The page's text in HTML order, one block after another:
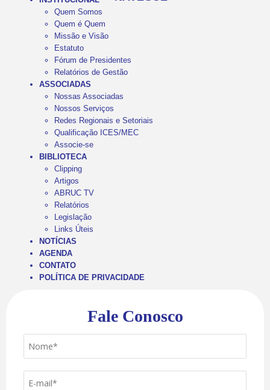
Quem Somos
Quem é Quem
Missão e Visão
Estatuto
Fórum de Presidentes
Relatórios de Gestão
ASSOCIADAS
Nossas Associadas
Nossos Serviços
Redes Regionais e Setoriais
Qualificação ICES/MEC
Associe-se
BIBLIOTECA
Clipping
Artigos
ABRUC TV
Relatórios
Legislação
Links Úteis
NOTÍCIAS
AGENDA
CONTATO
POLÍTICA DE PRIVACIDADE
Fale Conosco